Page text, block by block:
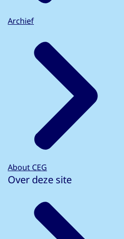
Archief
About CEG
Over deze site